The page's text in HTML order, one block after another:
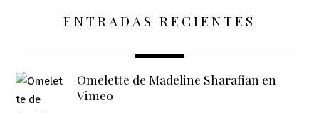
ENTRADAS RECIENTES
Omelette de Madeline Sharafian en
Vimeo